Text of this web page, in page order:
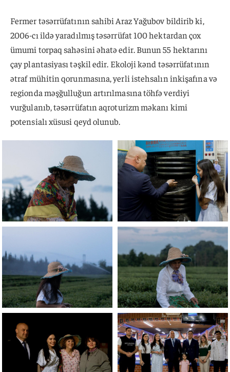
Fermer təsərrüfatının sahibi Araz Yağubov bildirib ki,
2006-cı ildə yaradılmış təsərrüfat 100 hektardan çox
ümumi torpaq sahəsini əhatə edir. Bunun 55 hektarını
çay plantasiyası təşkil edir. Ekoloji kənd təsərrüfatının
ətraf mühitin qorunmasına, yerli istehsalın inkişafına və
regionda məşğulluğun artırılmasına töhfə verdiyi
vurğulanıb, təsərrüfatın aqroturizm məkanı kimi
potensialı xüsusi qeyd olunub.